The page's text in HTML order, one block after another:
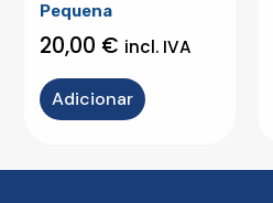
Pequena
20,00 € incl. IVA
Adicionar